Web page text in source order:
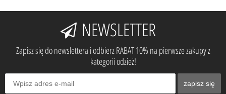
NEWSLETTER
Zapisz się do newslettera i odbierz RABAT 10% na pierwsze zakupy z
kategorii odzież!
zapisz się